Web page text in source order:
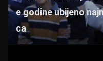
p
o
k
e godine ubijeno
ca